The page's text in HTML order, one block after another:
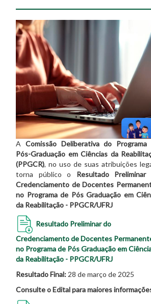
A Comissão Deliberativa do Programa
Pós-Graduação em Ciências da
(PPGCR), no uso de suas atribuições
torna público o Resultado Preliminar
Credenciamento de Docentes
no Programa de Pós Graduação em
da Reabilitação - PPGCR/UFRJ
Resultado Preliminar do
Credenciamento de Docentes
no Programa de Pós Graduação em
da Reabilitação - PPGCR/UFRJ
Resultado Final: 28 de março de 2025
Consulte o Edital para maiores